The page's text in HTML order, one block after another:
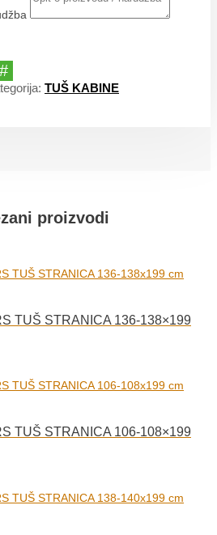
TUŠ KABINE
proizvodi
TUŠ STRANICA 136-138×199
TUŠ STRANICA 106-108×199